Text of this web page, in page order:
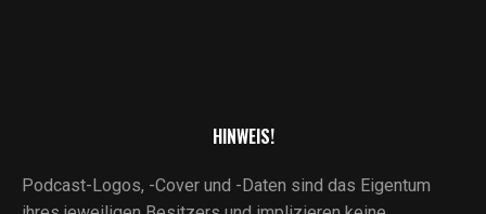
HINWEIS!
Podcast-Logos, -Cover und -Daten sind das Eigentum